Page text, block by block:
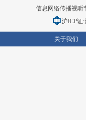
信息网络传播视听
沪ICP证:
关于我们